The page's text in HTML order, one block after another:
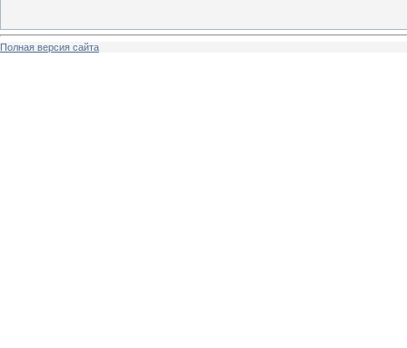
Полная версия сайта